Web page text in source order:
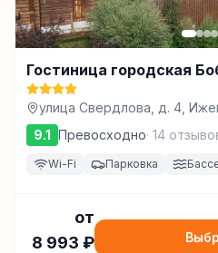
Гостиница городская
улица Свердлова, д. 4,
9.1 Превосходно· 14
Wi-Fi Парковка
от
8 993 ₽